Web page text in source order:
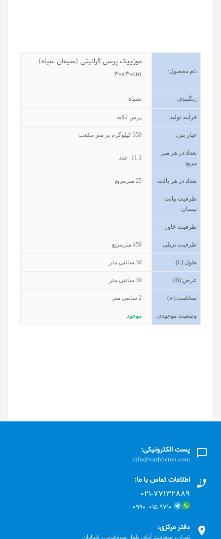
نام محصول:
موزاییک پرسی گرانیتی (سیمان سیاه)
30x30cm
رنگبندی: سیاه
فرآیند تولید: پرس 2لایه
عیار بتن:
350 کیلوگرم بر متر مکعب
تعداد در هر متر
مربع:
11.1 عدد
تعداد در هر پالت: 25 مترمربع
ظرفیت وانت
نیسان:
ظرفیت خاور :
ظرفیت تریلی:
450 مترمربع
طول(L):
30 سانتی متر
عرض(B):
30 سانتی متر
ضخامت(w):
2 سانتی متر
وضعیت موجودی: موجود
پست الکترونیکی:
info@vashbeton.com
اطلاعات تماس با ما:
۰۲۱-۷۷۱٣۲۸۸۹
۹۷۱۰ ۰۱۵ ۰۹۹۰
دفتر مرکزی: